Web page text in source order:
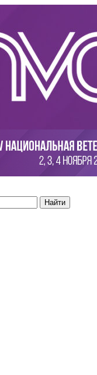
Найти